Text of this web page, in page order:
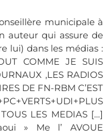
municipale à
auteur qui assure de
lui) dans les médias :
COMME JE SUIS
,LES RADIOS
DE FN-RBM C’EST
LES MEDIAS […]
» Me l’ AVOUE